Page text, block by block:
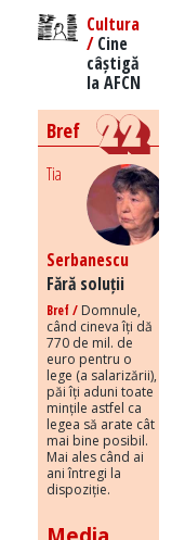
Cultura
/Cine
câștigă
la AFCN
Bref
Tia
Serbanescu
Fără soluții
Bref / Domnule,
când cineva îți dă
770 de mil. de
euro pentru o
lege (a salarizării),
păi îți aduni toate
mințile astfel ca
legea să arate cât
mai bine posibil.
Mai ales când ai
ani întregi la
dispoziție.